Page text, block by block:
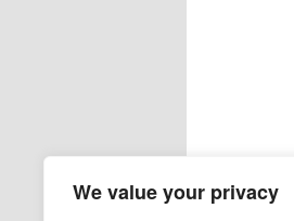
We value your privacy